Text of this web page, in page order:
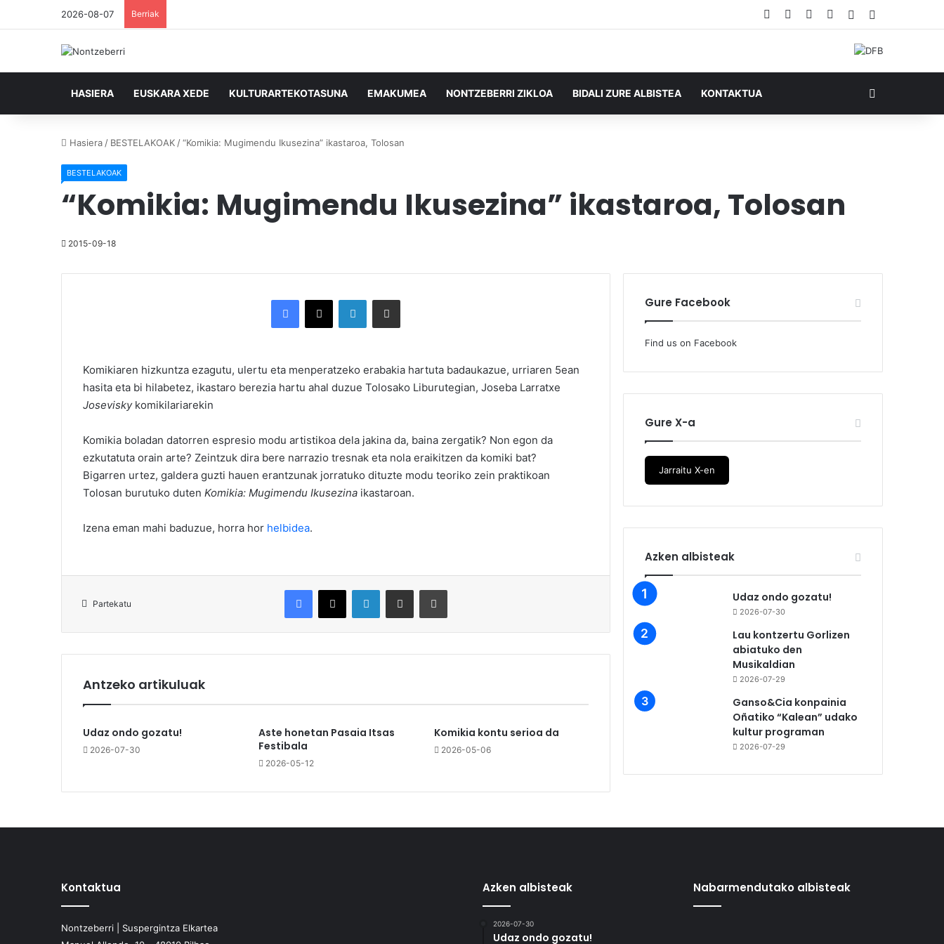
2026-08-07 Berriak Facebook YouTube
RSS Ausazko
HASIERA EUSKARA XEDE KULTURARTEKOTASUNA EMAKUMEA NONTZEBERRI ZIKLOA BIDALI ZURE ALBISTEA KONTAKTUA
Hasiera / BESTELAKOAK /“Komikia: Mugimendu Ikusezina” ikastaroa, Tolosan
BESTELAKOAK
“Komikia: Mugimendu Ikusezina” ikastaroa, Tolosan
2015-09-18
Komikiaren hizkuntza ezagutu, ulertu eta menperatzeko erabakia hartuta badaukazue, urriaren 5ean
hasita eta bi hilabetez, ikastaro berezia hartu ahal duzue Tolosako Liburutegian, Joseba Larratxe
Joseviskykomikilariarekin
Komikia boladan datorren espresio modu artistikoa dela jakina da, baina zergatik? Non egon da
ezkutatuta orain arte? Zeintzuk dira bere narrazio tresnak eta nola eraikitzen da komiki bat?
Bigarren urtez, galdera guzti hauen erantzunak jorratuko dituzte modu teoriko zein praktikoan
Tolosan burutuko duten Komikia: Mugimendu Ikusezina ikastaroan.
Izena eman mahi baduzue, horra hor helbidea.
Partekatu
Antzeko artikuluak
Udaz ondo gozatu!
2026-07-30
Aste honetan Pasaia Itsas
Festibala
2026-05-12
Komikia kontu serioa da
2026-05-06
Gure Facebook
Find us on Facebook
Gure X-a
Jarraitu X-en
Azken albisteak
Udaz ondo gozatu!
2026-07-30
Lau kontzertu Gorlizen
abiatuko den
Musikaldian
2026-07-29
Ganso&Cia konpainia
Oñatiko “Kalean” udako
kultur programan
2026-07-29
Kontaktua
Nontzeberri | Suspergintza Elkartea
Azken albisteak
2026-07-30
Udaz ondo gozatu!
Nabarmendutako albisteak